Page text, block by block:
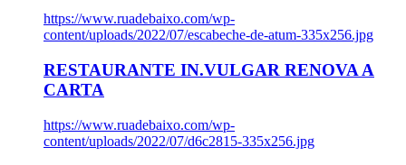
https://www.ruadebaixo.com/wp-
content/uploads/2022/07/escabeche-de-atum-335x256.jpg
RESTAURANTE IN.VULGAR RENOVA A
CARTA
https://www.ruadebaixo.com/wp-
content/uploads/2022/07/d6c2815-335x256.jpg